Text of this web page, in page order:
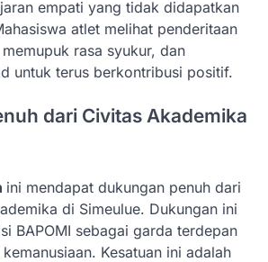
empati yang tidak didapatkan
atlet melihat penderitaan
rasa syukur, dan
untuk terus berkontribusi positif.
dari Civitas Akademika
ini mendapat dukungan penuh dari
di Simeulue. Dukungan ini
BAPOMI sebagai garda terdepan
Kesatuan ini adalah